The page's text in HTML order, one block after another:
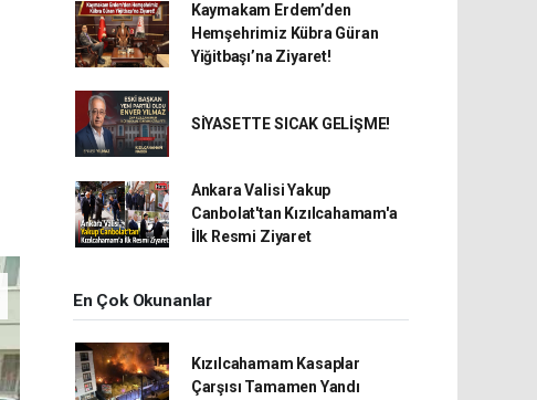
Kaymakam Erdem’den
Hemşehrimiz Kübra Güran
Yiğitbaşı’na Ziyaret!
SİYASETTE SICAK GELİŞME!
Ankara Valisi Yakup
Canbolat'tan Kızılcahamam'a
İlk Resmi Ziyaret
En Çok Okunanlar
Kızılcahamam Kasaplar
Çarşısı Tamamen Yandı